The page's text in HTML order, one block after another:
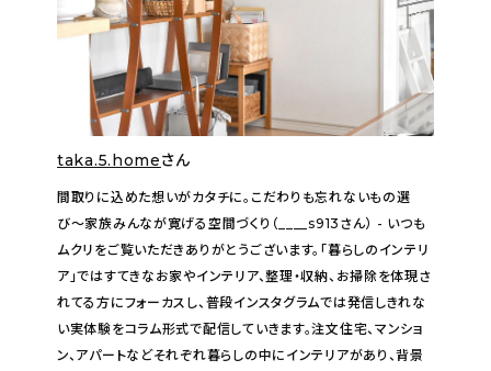
taka.5.homeさん
間取りに込めた想いがカタチに。こだわりも忘れないもの選
び〜家族みんなが寛げる空間づくり（____s913さん） - いつも
ムクリをご覧いただきありがとうございます。「暮らしのインテリ
ア」ではすてきなお家やインテリア、整理・収納、お掃除を体現さ
れてる方にフォーカスし、普段インスタグラムでは発信しきれな
い実体験をコラム形式で配信していきます。注文住宅、マンショ
ン、アパートなどそれぞれ暮らしの中にインテリアがあり、背景